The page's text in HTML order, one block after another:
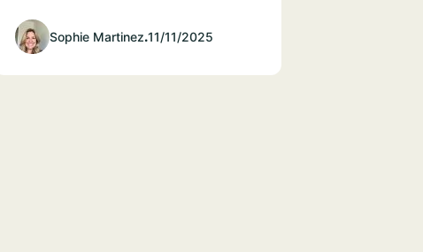
Sophie Martinez.11/11/2025